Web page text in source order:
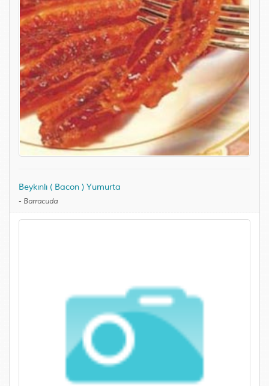
Beykınlı ( Bacon ) Yumurta
- Barracuda